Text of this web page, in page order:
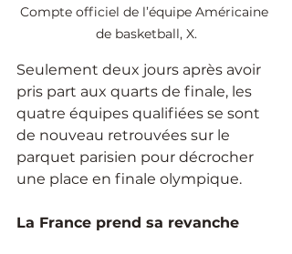
Compte officiel de l’équipe Américaine
de basketball, X.
Seulement deux jours après avoir
pris part aux quarts de finale, les
quatre équipes qualifiées se sont
de nouveau retrouvées sur le
parquet parisien pour décrocher
une place en finale olympique.
La France prend sa revanche